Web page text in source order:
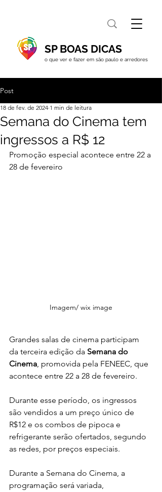
SP BOAS DICAS
o que ver e fazer em são paulo e arredores
Post
Semana do Cinema tem
ingressos a R$ 12
18 de fev. de 2024 1 min de leitura
Promoção especial acontece entre 22 a
28 de fevereiro
Imagem/ wix image
Grandes salas de cinema participam
da terceira edição da Semana do
Cinema, promovida pela FENEEC, que
acontece entre 22 a 28 de fevereiro.
Durante esse período, os ingressos
são vendidos a um preço único de
R$12 e os combos de pipoca e
refrigerante serão ofertados, segundo
as redes, por preços especiais.
Durante a Semana do Cinema, a
programação será variada,